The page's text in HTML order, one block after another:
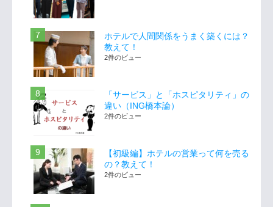
ホテルで人間関係をうまく築くには？
教えて！
2件のビュー
「サービス」と「ホスピタリティ」の
違い（ING橋本論）
2件のビュー
【初級編】ホテルの営業って何を売る
の？教えて！
2件のビュー